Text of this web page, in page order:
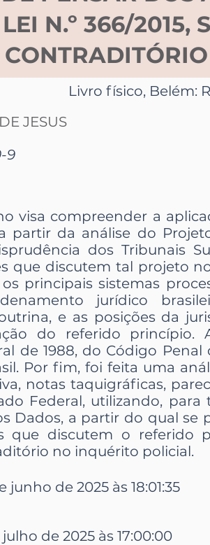
N.º 366/2015,
Livro físico, Belém:
JESUS
9
visa compreender a
partir da análise do
dos Tribunais
que discutem tal projeto
principais sistemas
jurídico
e as posições da
do referido
de 1988, do Código
Por fim, foi feita uma
notas taquigráficas,
Federal, utilizando,
Dados, a partir do qual se
que discutem o referido
no inquérito policial.
junho de 2025 às 18:01:35
de 2025 às 17:00:00